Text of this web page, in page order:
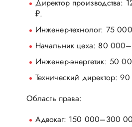
Директор
₽.
Инженер-технолог: 75
Начальник цеха: 80
Инженер-энергетик: 50
Технический директор:
Область права:
Адвокат: 150 000–300